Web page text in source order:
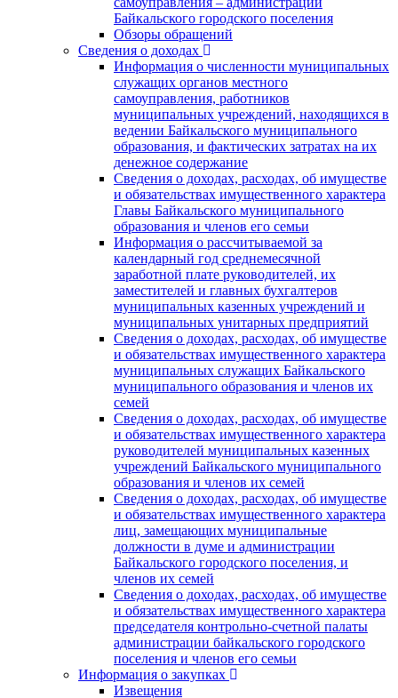
Байкальского городского поселения
Обзоры обращений
Сведения о доходах
Информация о численности муниципальных
служащих органов местного
самоуправления, работников
муниципальных учреждений, находящихся в
ведении Байкальского муниципального
образования, и фактических затратах на их
денежное содержание
Сведения о доходах, расходах, об имуществе
и обязательствах имущественного характера
Главы Байкальского муниципального
образования и членов его семьи
Информация о рассчитываемой за
календарный год среднемесячной
заработной плате руководителей, их
заместителей и главных бухгалтеров
муниципальных казенных учреждений и
муниципальных унитарных предприятий
Сведения о доходах, расходах, об имуществе
и обязательствах имущественного характера
муниципальных служащих Байкальского
муниципального образования и членов их
семей
Сведения о доходах, расходах, об имуществе
и обязательствах имущественного характера
руководителей муниципальных казенных
учреждений Байкальского муниципального
образования и членов их семей
Сведения о доходах, расходах, об имуществе
и обязательствах имущественного характера
лиц, замещающих муниципальные
должности в думе и администрации
Байкальского городского поселения, и
членов их семей
Сведения о доходах, расходах, об имуществе
и обязательствах имущественного характера
председателя контрольно-счетной палаты
администрации байкальского городского
поселения и членов его семьи
Информация о закупках
Извещения